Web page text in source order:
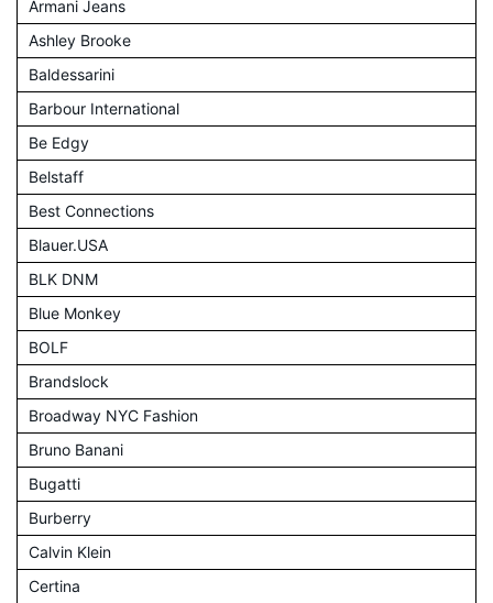
Armani Jeans
Ashley Brooke
Baldessarini
Barbour International
Be Edgy
Belstaff
Best Connections
Blauer.USA
BLK DNM
Blue Monkey
BOLF
Brandslock
Broadway NYC Fashion
Bruno Banani
Bugatti
Burberry
Calvin Klein
Certina